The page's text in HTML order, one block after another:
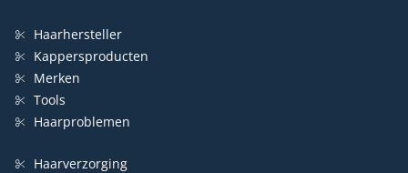
Haarhersteller
Kappersproducten
Merken
Tools
Haarproblemen
Haarverzorging